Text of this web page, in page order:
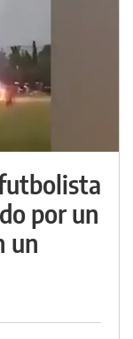
por un
un